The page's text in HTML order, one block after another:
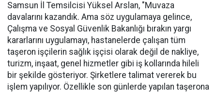
Samsun İl Temsilcisi Yüksel Arslan, "Muvaza
davalarını kazandık. Ama söz uygulamaya gelince,
Çalışma ve Sosyal Güvenlik Bakanlığı bırakın yargı
kararlarını uygulamayı, hastanelerde çalışan tüm
taşeron işçilerin sağlık işçisi olarak değil de nakliye,
turizm, inşaat, genel hizmetler gibi iş kollarında hileli
bir şekilde gösteriyor. Şirketlere talimat vererek bu
işlem yapılıyor. Özellikle son günlerde yapılan taşerona